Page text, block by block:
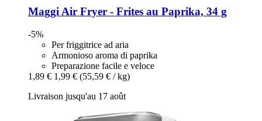
MaggiAir Fryer -​ Frites au Paprika, 34 g
-5%
Per friggitrice ad aria
Armonioso aroma di paprika
Preparazione facile e veloce
1,89 € 1,99 € (55,59 € / kg)
Livraison jusqu'au 17 août